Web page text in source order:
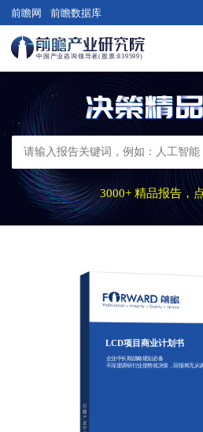
前瞻网 前瞻数据库
3000+ 精品报告，
LCD项目商业计划书
企业中长期战略规划必备
不深度调研行业形势就决策，回报将无从